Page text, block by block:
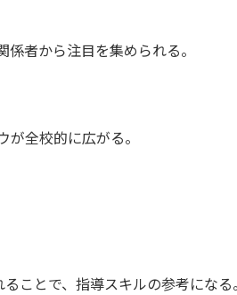
者から注目を集められる。
全校的に広がる。
ことで、指導スキルの参考になる。